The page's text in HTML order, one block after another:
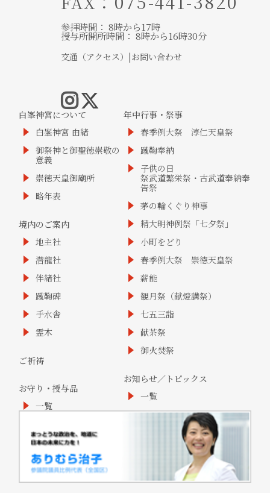
参拝時間： 8時から17時
授与所開所時間： 8時から16時30分
交通（アクセス） |お問い合わせ
白峯神宮について
白峯神宮 由緒
御祭神と御聖徳崇敬の
意義
崇徳天皇御廟所
略年表
境内のご案内
地主社
潜龍社
伴緒社
蹴鞠碑
手水舎
霊木
ご祈祷
お守り・授与品
一覧
年中行事・祭事
春季例大祭 淳仁天皇祭
蹴鞠奉納
子供の日
祭武道繁栄祭・古武道奉納奉
告祭
茅の輪くぐり神事
精大明神例祭「七夕祭」
小町をどり
春季例大祭 崇徳天皇祭
薪能
観月祭（献燈講祭）
七五三詣
献茶祭
御火焚祭
お知らせ／トピックス
一覧